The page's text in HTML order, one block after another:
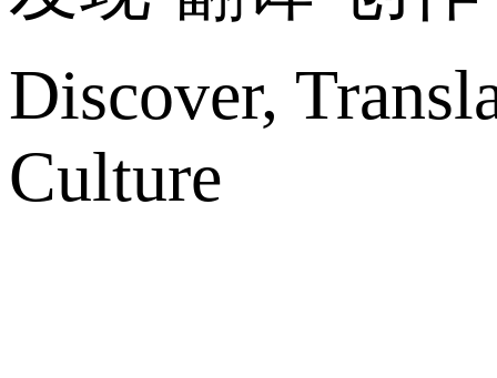
Discover,
Culture